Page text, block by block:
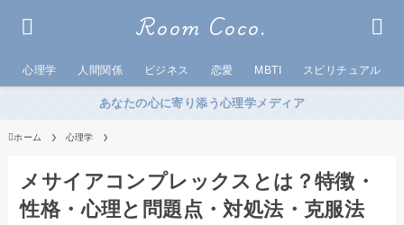
Room Coco.
心理学 人間関係 ビジネス 恋愛 MBTI スピリチュアル
あなたの心に寄り添う心理学メディア
ホーム 心理学
メサイアコンプレックスとは？特徴・
性格・心理と問題点・対処法・克服法